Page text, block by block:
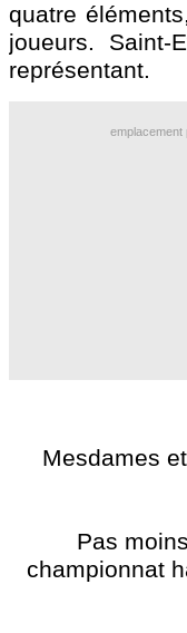
quatre
joueurs. Saint-
représentant.
emplacement
Mesdames
Pas
championnat